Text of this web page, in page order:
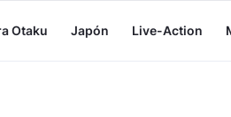
Otaku Japón Live-Action